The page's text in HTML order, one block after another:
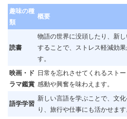
趣味の種
類
概要
読書
物語の世界に没頭したり、新
することで、ストレス軽減効果
す。
映画・ド
ラマ鑑賞
日常を忘れさせてくれるストー
感動や興奮を味わえます。
語学学習
新しい言語を学ぶことで、文
り、旅行や仕事にも活かせます